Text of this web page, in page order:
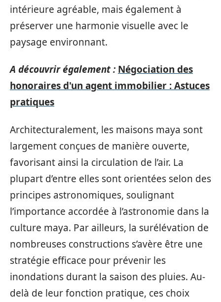
intérieure agréable, mais également à
préserver une harmonie visuelle avec le
paysage environnant.
A découvrir également : Négociation des
honoraires d'un agent immobilier : Astuces
pratiques
Architecturalement, les maisons maya sont
largement conçues de manière ouverte,
favorisant ainsi la circulation de l’air. La
plupart d’entre elles sont orientées selon des
principes astronomiques, soulignant
l’importance accordée à l’astronomie dans la
culture maya. Par ailleurs, la surélévation de
nombreuses constructions s’avère être une
stratégie efficace pour prévenir les
inondations durant la saison des pluies. Au-
delà de leur fonction pratique, ces choix